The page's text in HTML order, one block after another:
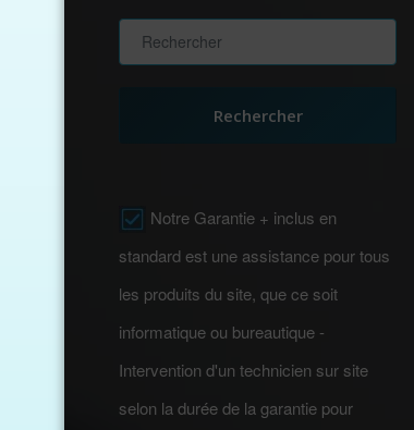
Rechercher
Notre Garantie + inclus en
standard est une assistance pour tous
les produits du site, que ce soit
informatique ou bureautique -
Intervention d'un technicien sur site
selon la durée de la garantie pour